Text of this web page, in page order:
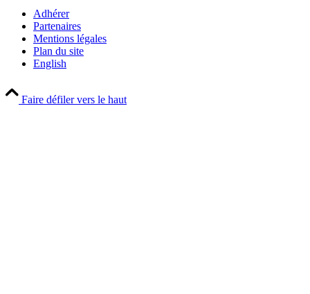
Adhérer
Partenaires
Mentions légales
Plan du site
English
Faire défiler vers le haut